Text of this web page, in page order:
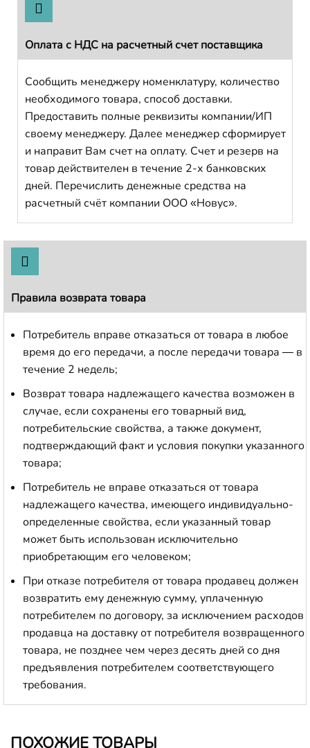
Оплата с НДС на расчетный счет поставщика
Сообщить менеджеру номенклатуру, количество
необходимого товара, способ доставки.
Предоставить полные реквизиты компании/ИП
своему менеджеру. Далее менеджер сформирует
и направит Вам счет на оплату. Счет и резерв на
товар действителен в течение 2-х банковских
дней. Перечислить денежные средства на
расчетный счёт компании ООО «Новус».
Правила возврата товара
Потребитель вправе отказаться от товара в любое
время до его передачи, а после передачи товара — в
течение 2 недель;
Возврат товара надлежащего качества возможен в
случае, если сохранены его товарный вид,
потребительские свойства, а также документ,
подтверждающий факт и условия покупки указанного
товара;
Потребитель не вправе отказаться от товара
надлежащего качества, имеющего индивидуально-
определенные свойства, если указанный товар
может быть использован исключительно
приобретающим его человеком;
При отказе потребителя от товара продавец должен
возвратить ему денежную сумму, уплаченную
потребителем по договору, за исключением расходов
продавца на доставку от потребителя возвращенного
товара, не позднее чем через десять дней со дня
предъявления потребителем соответствующего
требования.
ПОХОЖИЕ ТОВАРЫ